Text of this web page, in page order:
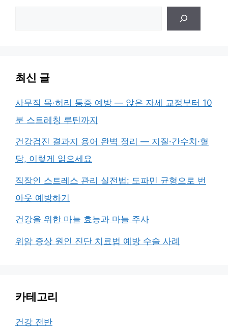
최신 글
사무직 목·허리 통증 예방 — 앉은 자세 교정부터 10
분 스트레칭 루틴까지
건강검진 결과지 용어 완벽 정리 — 지질·간수치·혈
당, 이렇게 읽으세요
직장인 스트레스 관리 실전법: 도파민 균형으로 번
아웃 예방하기
건강을 위한 마늘 효능과 마늘 주사
위암 증상 원인 진단 치료법 예방 수술 사례
카테고리
건강 전반